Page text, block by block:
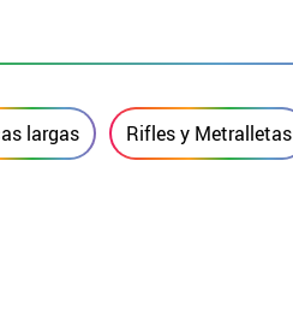
largas Rifles y Metralletas